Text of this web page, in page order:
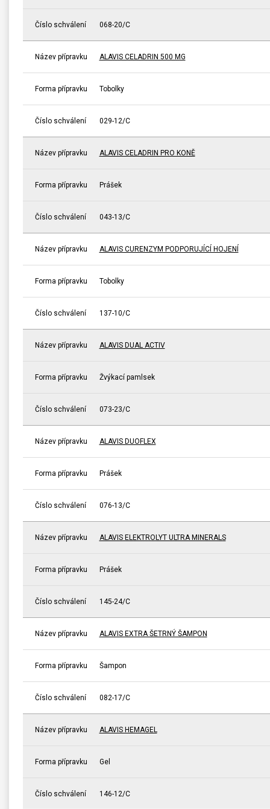
Číslo schválení 068-20/C
Název přípravku ALAVIS CELADRIN 500 MG
Forma přípravku Tobolky
Číslo schválení 029-12/C
Název přípravku ALAVIS CELADRIN PRO KONĚ
Forma přípravku Prášek
Číslo schválení 043-13/C
Název přípravku ALAVIS CURENZYM PODPORUJÍCÍ HOJENÍ
Forma přípravku Tobolky
Číslo schválení 137-10/C
Název přípravku ALAVIS DUAL ACTIV
Forma přípravku Žvýkací pamlsek
Číslo schválení 073-23/C
Název přípravku ALAVIS DUOFLEX
Forma přípravku Prášek
Číslo schválení 076-13/C
Název přípravku ALAVIS ELEKTROLYT ULTRA MINERALS
Forma přípravku Prášek
Číslo schválení 145-24/C
Název přípravku ALAVIS EXTRA ŠETRNÝ ŠAMPON
Forma přípravku Šampon
Číslo schválení 082-17/C
Název přípravku ALAVIS HEMAGEL
Forma přípravku Gel
Číslo schválení 146-12/C